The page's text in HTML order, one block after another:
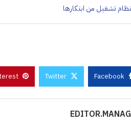
تشغيل من ابتكارها
Facebook
Twitter